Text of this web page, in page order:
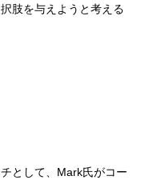
肢を与えようと考える
として、Mark氏がコー